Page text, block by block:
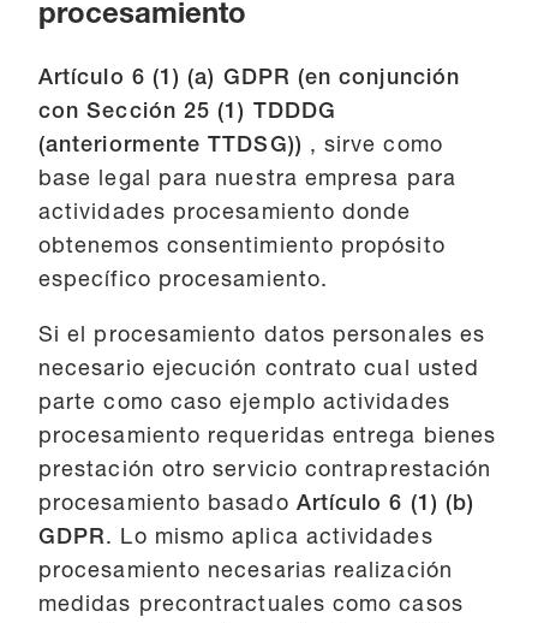
procesamiento
Artículo 6 (1) (a) GDPR (en conjunción
con Sección 25 (1) TDDDG
(anteriormente TTDSG)) , sirve como
base legal para nuestra empresa para
actividades procesamiento donde
obtenemos consentimiento propósito
específico procesamiento.
Si el procesamiento datos personales es
necesario ejecución contrato cual usted
parte como caso ejemplo actividades
procesamiento requeridas entrega bienes
prestación otro servicio contraprestación
procesamiento basado Artículo 6 (1) (b)
GDPR. Lo mismo aplica actividades
procesamiento necesarias realización
medidas precontractuales como casos